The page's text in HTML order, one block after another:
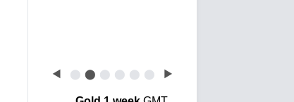
◀ ⬤ ⬤ ⬤ ⬤ ⬤ ⬤ ▶